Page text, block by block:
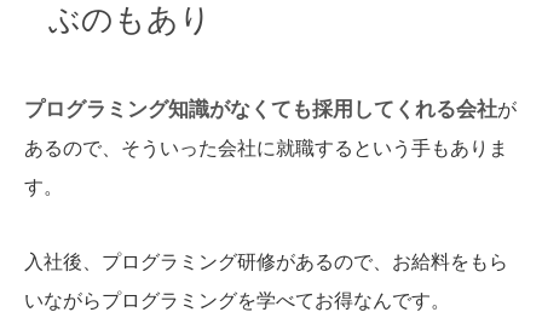
ぶのもあり
プログラミング知識がなくても採用してくれる会社が
あるので、そういった会社に就職するという手もありま
す。
入社後、プログラミング研修があるので、お給料をもら
いながらプログラミングを学べてお得なんです。